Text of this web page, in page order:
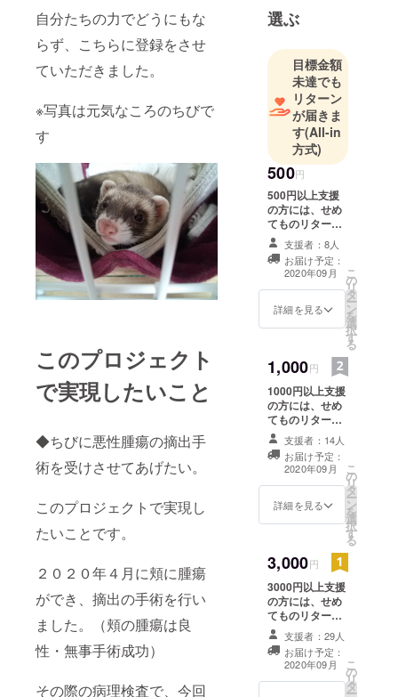
自分たちの力でどうにもな
らず、こちらに登録をさせ
ていただきました。
※写真は元気なころのちびで
す
このプロジェクト
で実現したいこと
◆ちびに悪性腫瘍の摘出手
術を受けさせてあげたい。
このプロジェクトで実現し
たいことです。
２０２０年４月に頬に腫瘍
ができ、摘出の手術を行い
ました。（頬の腫瘍は良
性・無事手術成功）
その際の病理検査で、今回
選ぶ
目標金額
未達でも
リターン
が届きま
す(All-in
方式)
500円
500円以上支援
の方には、せめ
てものリターン
で術後のちびの
様子や経過を
メールにてご報
告させて頂きま
す。
支援者：8人
お届け予定：
2020年09月
詳細を見る
こ
の
リ
タ
ー
ン
を
選
択
す
る
1,000円
1000円以上支援
の方には、せめ
てものリターン
で術後のちびの
様子や経過を
メールにてご報
告させて頂きま
す。その際お礼
のメッセージと
だきます。
支援者：14人
お届け予定：
2020年09月
詳細を見る
こ
の
リ
タ
ー
ン
を
選
択
す
る
3,000円
3000円以上支援
の方には、せめ
てものリターン
で術後のちびの
様子や経過を
メールにてご報
告させて頂きま
す。その際お礼
支援者：29人
お届け予定：
2020年09月
こ
の
リ
タ
ー